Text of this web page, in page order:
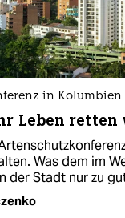
in Kolumbien
Leben
Was dem im
der Stadt nur zu